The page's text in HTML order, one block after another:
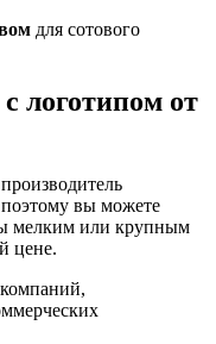
для сотового
логотипом от
вы можете
мелким или крупным
цене.